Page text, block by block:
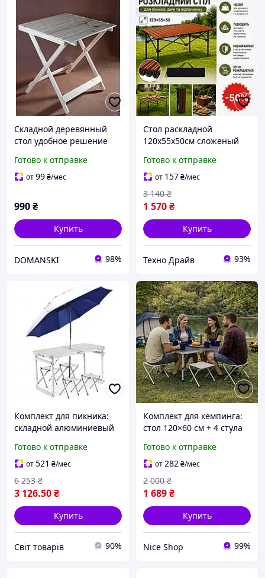
Складной деревянный
стол удобное решение
и уличной Складаний
дерев яний стілторговли
Готово к отправке
от99₴/мес
990₴
Купить
DOMANSKI 98%
Стол раскладной
120х55х50см сложеный
кемпинга рыбалки или
сада легкий и удобный
раскладной стол для
отдыха
Готово к отправке
от 157₴/мес
1 570₴
3 140 ₴
Купить
Техно Драйв 93%
Комплект для пикника:
складной алюминиевый
зонтик, белый, легкий и
удобный для отдыха на
природе
Готово к отправке
от521 ₴/мес
3 126.50₴
6 253 ₴
Купить
Cвіт товарів 90%
Комплект для кемпинга:
стол 120×60 см + 4 стула
удобный для всей семьи
Серый
Готово к отправке
от282₴/мес
1 689₴
2 000 ₴
Купить
Nice Shop 99%